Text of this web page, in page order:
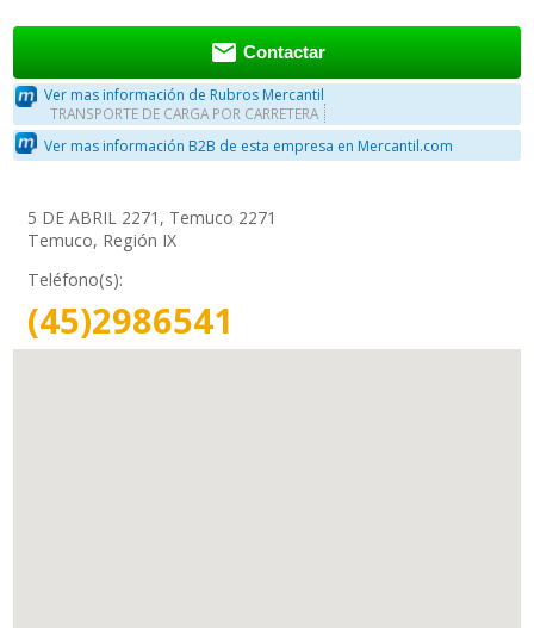
 Contactar
Ver mas información de Rubros Mercantil
TRANSPORTE DE CARGA POR CARRETERA
Ver mas información B2B de esta empresa en Mercantil.com
5 DE ABRIL 2271, Temuco 2271
Temuco, Región IX
Teléfono(s):
(45)2986541